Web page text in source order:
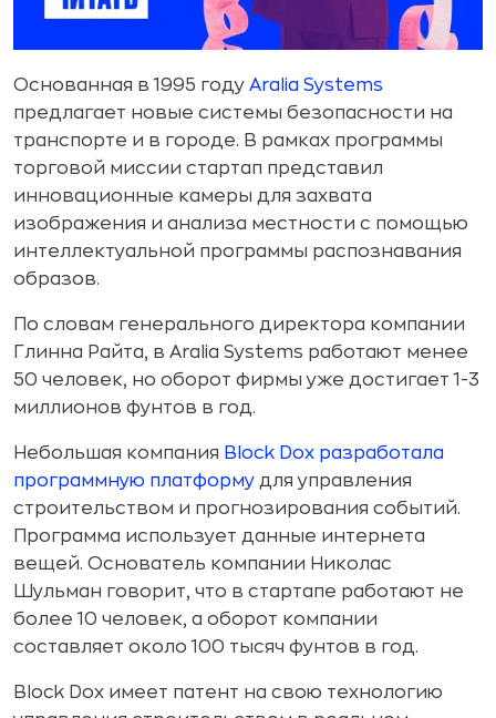
Основанная в 1995 году Aralia Systems
предлагает новые системы безопасности на
транспорте и в городе. В рамках программы
торговой миссии стартап представил
инновационные камеры для захвата
изображения и анализа местности с помощью
интеллектуальной программы распознавания
образов.
По словам генерального директора компании
Глинна Райта, в Aralia Systems работают менее
50 человек, но оборот фирмы уже достигает 1-3
миллионов фунтов в год.
Небольшая компания Block Dox разработала
программную платформу для управления
строительством и прогнозирования событий.
Программа использует данные интернета
вещей. Основатель компании Николас
Шульман говорит, что в стартапе работают не
более 10 человек, а оборот компании
составляет около 100 тысяч фунтов в год.
Block Dox имеет патент на свою технологию